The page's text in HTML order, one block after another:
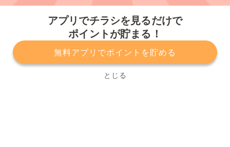
アプリでチラシを見るだけで
ポイントが貯まる！
無料アプリでポイントを貯める
とじる
プライバシーポリシー 利用規約
運営会社
サービスに関してのお問い合わせ